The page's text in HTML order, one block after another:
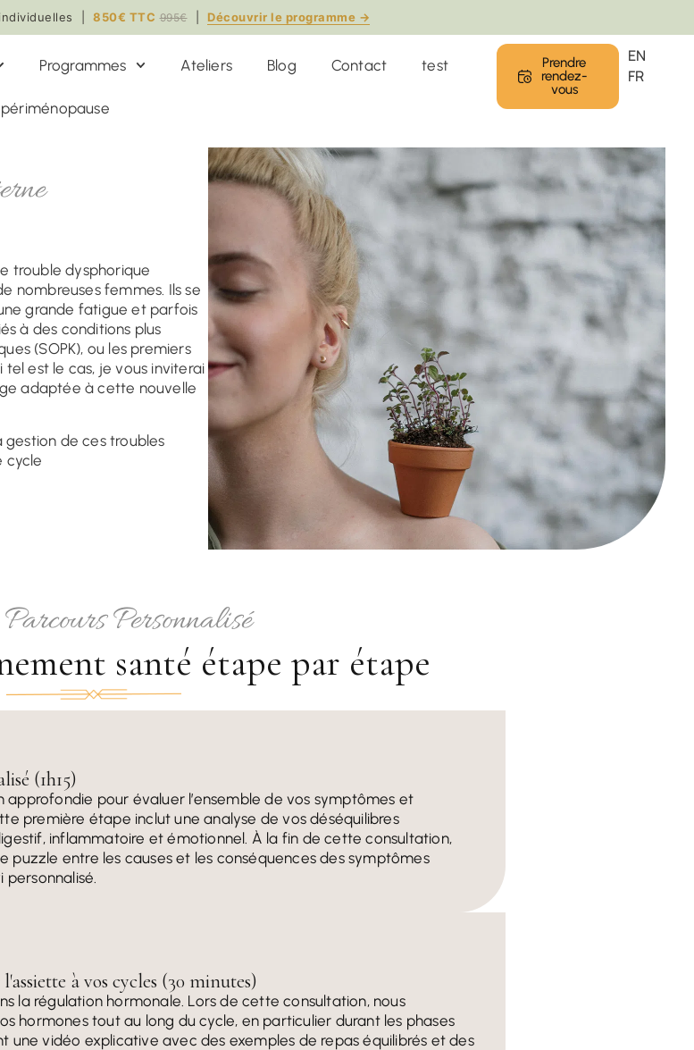
| 850€ TTC 995€| Découvrir le programme →
Programmes Ateliers Blog Contact test
Prendre
rendez-
vous
EN
FR
trouble dysphorique
nombreuses femmes. Ils se
grande fatigue et parfois
à des conditions plus
(SOPK), ou les premiers
est le cas, je vous inviterai
adaptée à cette nouvelle
de ces troubles
cycle
Personnalisé
santé étape par étape
(1h15)
pour évaluer l’ensemble de vos symptômes et
première étape inclut une analyse de vos déséquilibres
inflammatoire et émotionnel. À la fin de cette consultation,
puzzle entre les causes et les conséquences des symptômes
personnalisé.
à vos cycles (30 minutes)
la régulation hormonale. Lors de cette consultation, nous
hormones tout au long du cycle, en particulier durant les phases
une vidéo explicative avec des exemples de repas équilibrés et des